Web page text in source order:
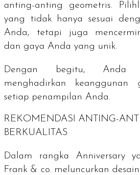
anting-anting geometris.
yang tidak hanya sesuai
Anda, tetapi juga
dan gaya Anda yang unik.
Dengan begitu, Anda
menghadirkan keanggunan
setiap penampilan Anda.
REKOMENDASI ANTING-
BERKUALITAS
Dalam rangka Anniversary
Frank & co. meluncurkan